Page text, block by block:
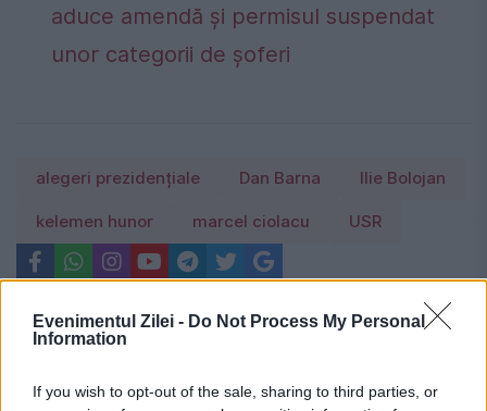
Evenimentul Zilei - Do Not Process My Personal
Information
If you wish to opt-out of the sale, sharing to third parties, or
aduce amendă și permisul suspendat
unor categorii de șoferi
alegeri prezidențiale Dan Barna Ilie Bolojan
kelemen hunor marcel ciolacu USR